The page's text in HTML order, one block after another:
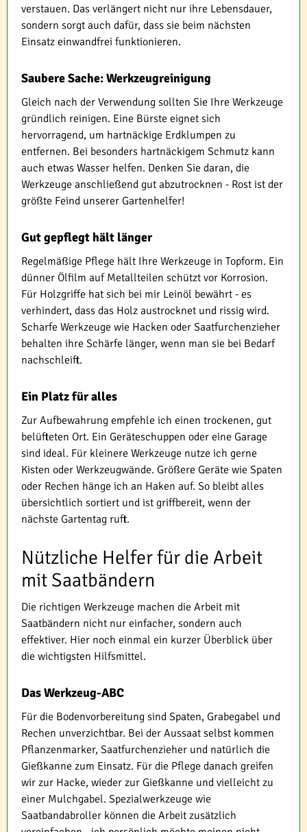
verstauen. Das verlängert nicht nur ihre Lebensdauer,
sondern sorgt auch dafür, dass sie beim nächsten
Einsatz einwandfrei funktionieren.
Saubere Sache: Werkzeugreinigung
Gleich nach der Verwendung sollten Sie Ihre Werkzeuge
gründlich reinigen. Eine Bürste eignet sich
hervorragend, um hartnäckige Erdklumpen zu
entfernen. Bei besonders hartnäckigem Schmutz kann
auch etwas Wasser helfen. Denken Sie daran, die
Werkzeuge anschließend gut abzutrocknen - Rost ist der
größte Feind unserer Gartenhelfer!
Gut gepflegt hält länger
Regelmäßige Pflege hält Ihre Werkzeuge in Topform. Ein
dünner Ölfilm auf Metallteilen schützt vor Korrosion.
Für Holzgriffe hat sich bei mir Leinöl bewährt - es
verhindert, dass das Holz austrocknet und rissig wird.
Scharfe Werkzeuge wie Hacken oder Saatfurchenzieher
behalten ihre Schärfe länger, wenn man sie bei Bedarf
nachschleift.
Ein Platz für alles
Zur Aufbewahrung empfehle ich einen trockenen, gut
belüfteten Ort. Ein Geräteschuppen oder eine Garage
sind ideal. Für kleinere Werkzeuge nutze ich gerne
Kisten oder Werkzeugwände. Größere Geräte wie Spaten
oder Rechen hänge ich an Haken auf. So bleibt alles
übersichtlich sortiert und ist griffbereit, wenn der
nächste Gartentag ruft.
Nützliche Helfer für die Arbeit
mit Saatbändern
Die richtigen Werkzeuge machen die Arbeit mit
Saatbändern nicht nur einfacher, sondern auch
effektiver. Hier noch einmal ein kurzer Überblick über
die wichtigsten Hilfsmittel.
Das Werkzeug-ABC
Für die Bodenvorbereitung sind Spaten, Grabegabel und
Rechen unverzichtbar. Bei der Aussaat selbst kommen
Pflanzenmarker, Saatfurchenzieher und natürlich die
Gießkanne zum Einsatz. Für die Pflege danach greifen
wir zur Hacke, wieder zur Gießkanne und vielleicht zu
einer Mulchgabel. Spezialwerkzeuge wie
Saatbandabroller können die Arbeit zusätzlich